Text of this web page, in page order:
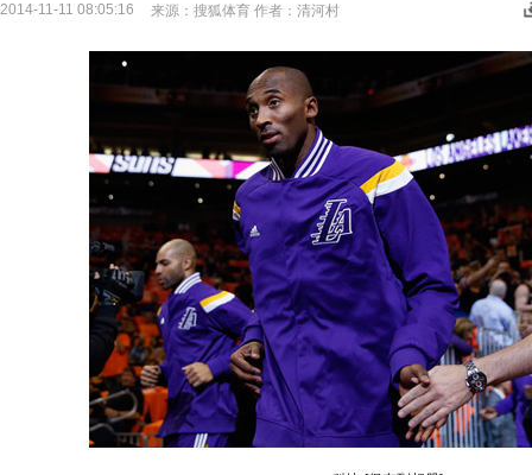
2014-11-11 08:05:16 来源： 搜狐体育 作者：清河村